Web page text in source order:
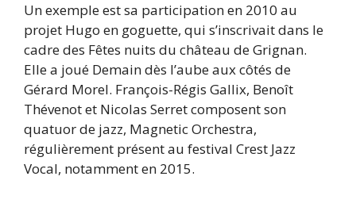
Un exemple est sa participation en 2010 au
projet Hugo en goguette, qui s’inscrivait dans le
cadre des Fêtes nuits du château de Grignan.
Elle a joué Demain dès l’aube aux côtés de
Gérard Morel. François-Régis Gallix, Benoît
Thévenot et Nicolas Serret composent son
quatuor de jazz, Magnetic Orchestra,
régulièrement présent au festival Crest Jazz
Vocal, notamment en 2015.